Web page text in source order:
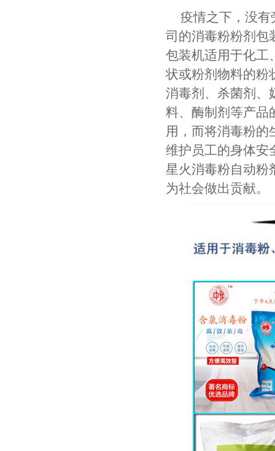
疫情之下，没
司的消毒粉粉剂包
包装机适用于化工
状或粉剂物料的粉
消毒剂、杀菌剂、
料、酶制剂等产品
用，而将消毒粉的
维护员工的身体安
星火消毒粉自动粉
为社会做出贡献。